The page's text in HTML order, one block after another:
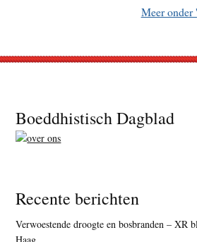
Meer onder
Footer
Boeddhistisch Dagblad
Recente berichten
Verwoestende droogte en bosbranden –